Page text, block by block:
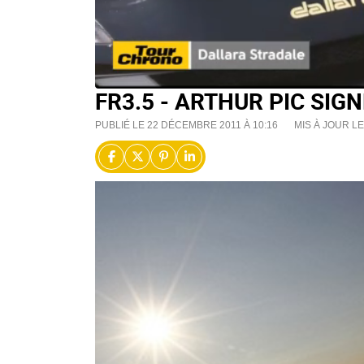
FR3.5 - ARTHUR PIC
PUBLIÉ LE 22 DÉCEMBRE 2011 À 10:16 MIS À JOUR